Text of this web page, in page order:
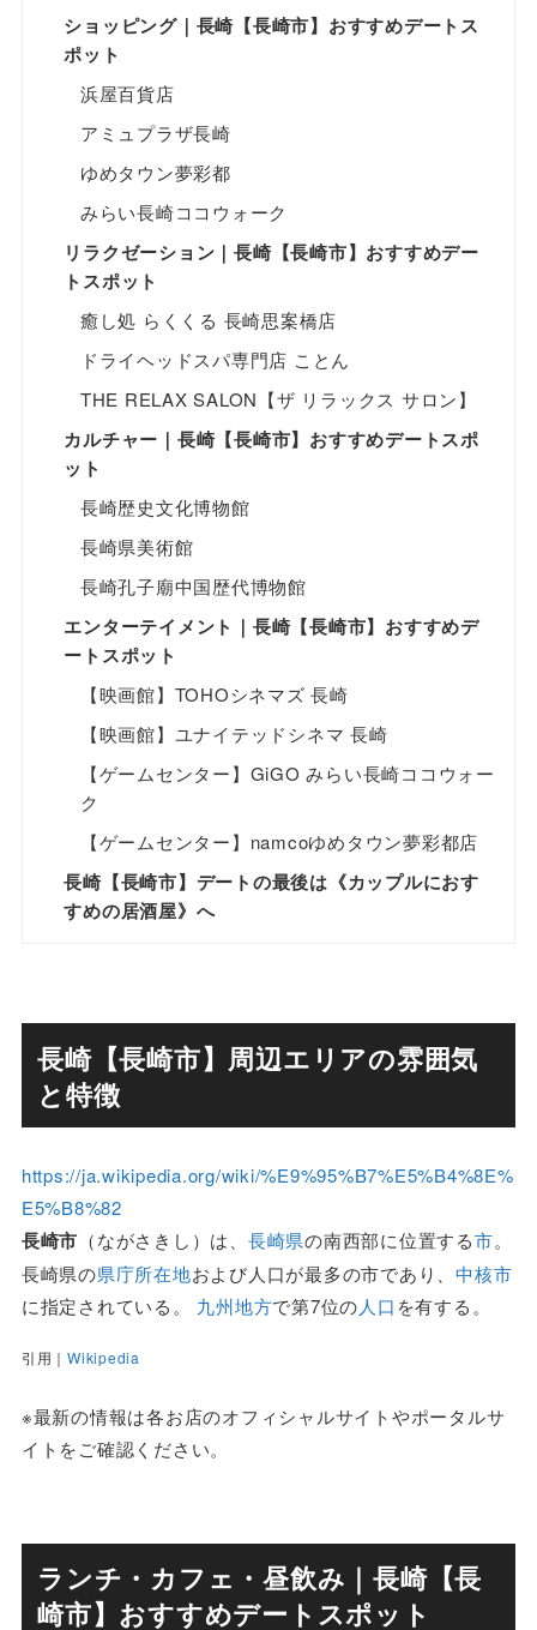
ショッピング｜長崎【長崎市】おすすめデートス
ポット
浜屋百貨店
アミュプラザ長崎
ゆめタウン夢彩都
みらい長崎ココウォーク
リラクゼーション｜長崎【長崎市】おすすめデー
トスポット
癒し処 らくくる 長崎思案橋店
ドライヘッドスパ専門店 ことん
THE RELAX SALON【ザ リラックス サロン】
カルチャー｜長崎【長崎市】おすすめデートスポ
ット
長崎歴史文化博物館
長崎県美術館
長崎孔子廟中国歴代博物館
エンターテイメント｜長崎【長崎市】おすすめデ
ートスポット
【映画館】TOHOシネマズ 長崎
【映画館】ユナイテッドシネマ 長崎
【ゲームセンター】GiGO みらい長崎ココウォー
ク
【ゲームセンター】namcoゆめタウン夢彩都店
長崎【長崎市】デートの最後は《カップルにおす
すめの居酒屋》へ
長崎【長崎市】​周辺エリアの雰囲気
と特徴
https://ja.wikipedia.org/wiki/%E9%95%B7%E5%B4%8E%
E5%B8%82
長崎市 （ながさきし）は、 長崎県の南西部に位置する市。
長崎県の県庁所在地および人口が最多の市であり、中核市
に指定されている。 九州地方で第7位の人口 を有する。
引用｜Wikipedia
※最新の情報は各お店のオフィシャルサイトやポータルサ
イトをご確認ください。
ランチ・カフェ・昼飲み｜長崎【長
崎市】おすすめデートスポット